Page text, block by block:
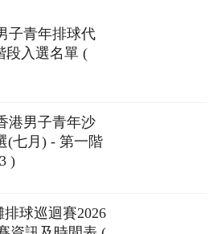
子青年排球代
段入選名單 (
港男子青年沙
(七月) - 第一階
)
球巡迴賽2026